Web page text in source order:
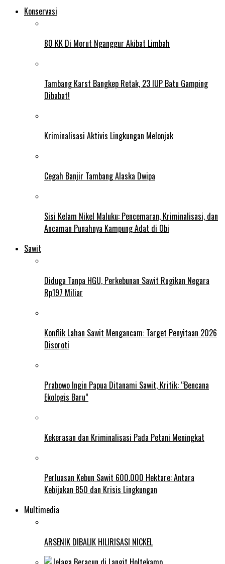
Konservasi
80 KK Di Morut Nganggur Akibat Limbah
Tambang Karst Bangkep Retak, 23 IUP Batu Gamping
Dibabat!
Kriminalisasi Aktivis Lingkungan Melonjak
Cegah Banjir Tambang Alaska Dwipa
Sisi Kelam Nikel Maluku: Pencemaran, Kriminalisasi, dan
Ancaman Punahnya Kampung Adat di Obi
Sawit
Diduga Tanpa HGU, Perkebunan Sawit Rugikan Negara
Rp197 Miliar
Konflik Lahan Sawit Mengancam: Target Penyitaan 2026
Disoroti
Prabowo Ingin Papua Ditanami Sawit, Kritik: “Bencana
Ekologis Baru”
Kekerasan dan Kriminalisasi Pada Petani Meningkat
Perluasan Kebun Sawit 600.000 Hektare: Antara
Kebijakan B50 dan Krisis Lingkungan
Multimedia
ARSENIK DIBALIK HILIRISASI NICKEL